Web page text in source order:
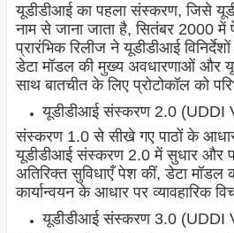
यूडीडीआई का पहला संस्करण, जिसे
नाम से जाना जाता है, सितंबर 2000 में
प्रारंभिक रिलीज ने यूडीडीआई
डेटा मॉडल की मुख्य अवधारणाओं और
साथ बातचीत के लिए प्रोटोकॉल को
यूडीडीआई संस्करण 2.0 (UDDI
संस्करण 1.0 से सीखे गए पाठों के
यूडीडीआई संस्करण 2.0 में सुधार और
अतिरिक्त सुविधाएँ पेश कीं, डेटा मॉडल
कार्यान्वयन के आधार पर व्यावहारिक
यूडीडीआई संस्करण 3.0 (UDDI